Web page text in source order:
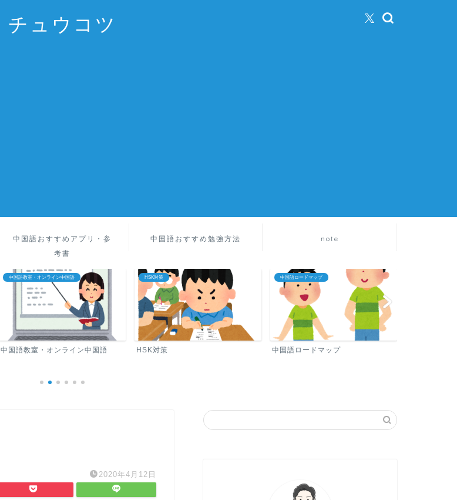
チュウコツ
中国語おすすめアプリ・参
考書
中国語おすすめ勉強方法 note
中国語教室・オンライン中国語
中国語教室・オンライン中国語
HSK対策
HSK対策
中国語ロードマップ
中国語ロードマップ
2020年4月12日